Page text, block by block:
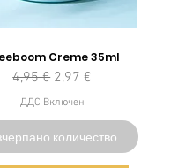
Creme 35ml
Редовна цена
4,95 € Продажна цена
2,97 €
ДДС Включен
количество